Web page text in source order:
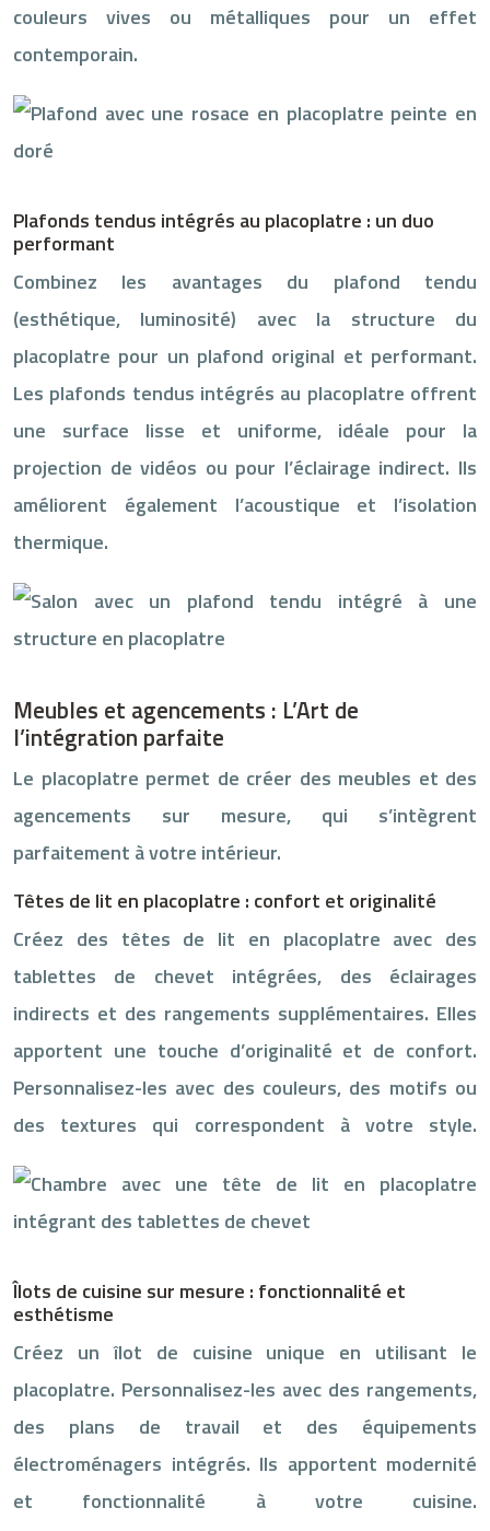
couleurs vives ou métalliques pour un effet
contemporain.
Plafonds tendus intégrés au placoplatre : un duo
performant
Combinez les avantages du plafond tendu
(esthétique, luminosité) avec la structure du
placoplatre pour un plafond original et performant.
Les plafonds tendus intégrés au placoplatre offrent
une surface lisse et uniforme, idéale pour la
projection de vidéos ou pour l’éclairage indirect. Ils
améliorent également l’acoustique et l’isolation
thermique.
Meubles et agencements : L’Art de
l’intégration parfaite
Le placoplatre permet de créer des meubles et des
agencements sur mesure, qui s’intègrent
parfaitement à votre intérieur.
Têtes de lit en placoplatre : confort et originalité
Créez des têtes de lit en placoplatre avec des
tablettes de chevet intégrées, des éclairages
indirects et des rangements supplémentaires. Elles
apportent une touche d’originalité et de confort.
Personnalisez-les avec des couleurs, des motifs ou
des textures qui correspondent à votre style.
Îlots de cuisine sur mesure : fonctionnalité et
esthétisme
Créez un îlot de cuisine unique en utilisant le
placoplatre. Personnalisez-les avec des rangements,
des plans de travail et des équipements
électroménagers intégrés. Ils apportent modernité
et fonctionnalité à votre cuisine.